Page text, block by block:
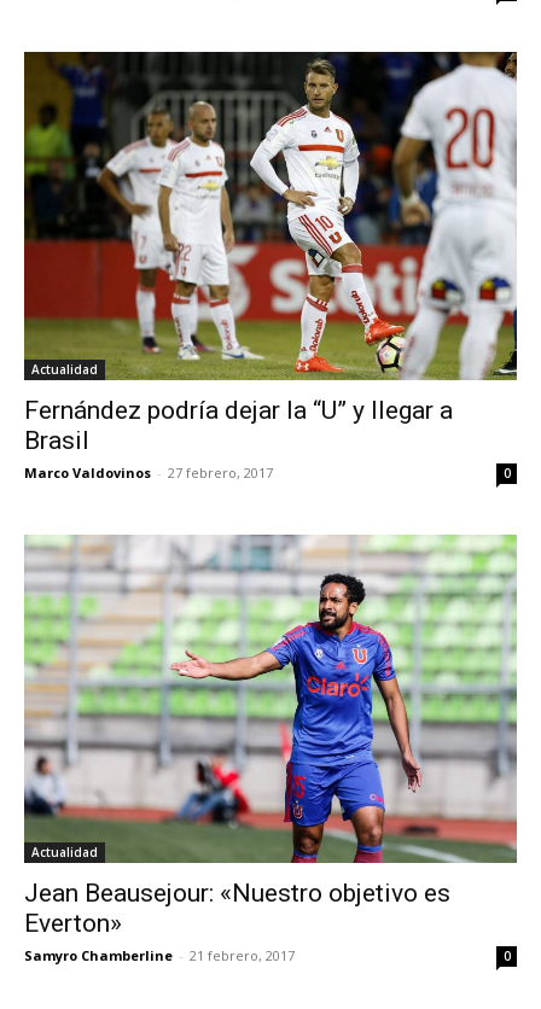
Actualidad
Fernández podría dejar la “U” y llegar a
Brasil
Marco Valdovinos - 27 febrero, 2017 0
Actualidad
Jean Beausejour: «Nuestro objetivo es
Everton»
Samyro Chamberline - 21 febrero, 2017 0